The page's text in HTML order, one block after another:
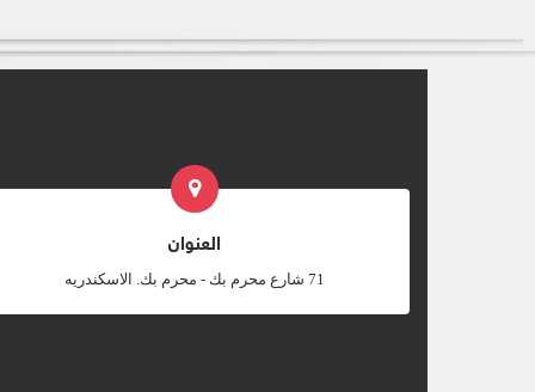
حياتي بركة للآخرين. + التأسيس لمجيء المسيح +
إعطاء الوصايا و مراجعة الناموس + الطاعة لله :
العنوان
‎71 شارع محرم بك - محرم بك. الاسكندريه